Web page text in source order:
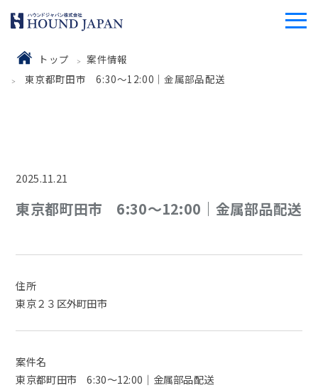
トップ
案件情報
東京都町田市 6:30～12:00｜金属部品配送
2025.11.21
東京都町田市 6:30～12:00｜金属部品配送
住所
東京２３区外町田市
案件名
東京都町田市 6:30～12:00｜金属部品配送